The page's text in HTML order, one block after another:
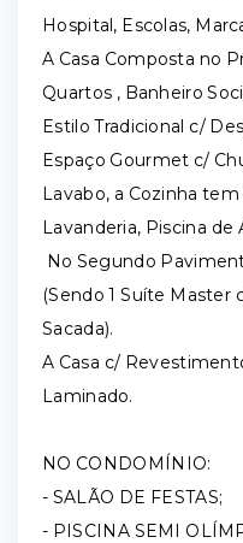
Hospital, Escolas,
A Casa Composta no
Quartos , Banheiro
Estilo Tradicional c/
Espaço Gourmet c/
Lavabo, a Cozinha
Lavanderia, Piscina de
No Segundo
(Sendo 1 Suíte Master
Sacada).
A Casa c/
Laminado.
NO CONDOMÍNIO:
- SALÃO DE FESTAS;
- PISCINA SEMI